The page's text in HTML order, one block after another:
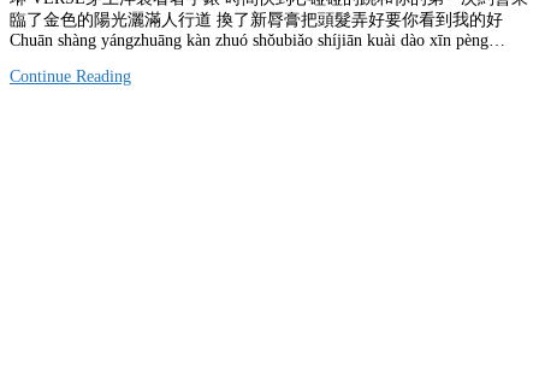
臨了金色的陽光灑滿人行道 換了新脣膏把頭髮弄好要你看到我的好
Chuān shàng yángzhuāng kàn zhuó shǒubiǎo shíjiān kuài dào xīn pèng…
Continue Reading